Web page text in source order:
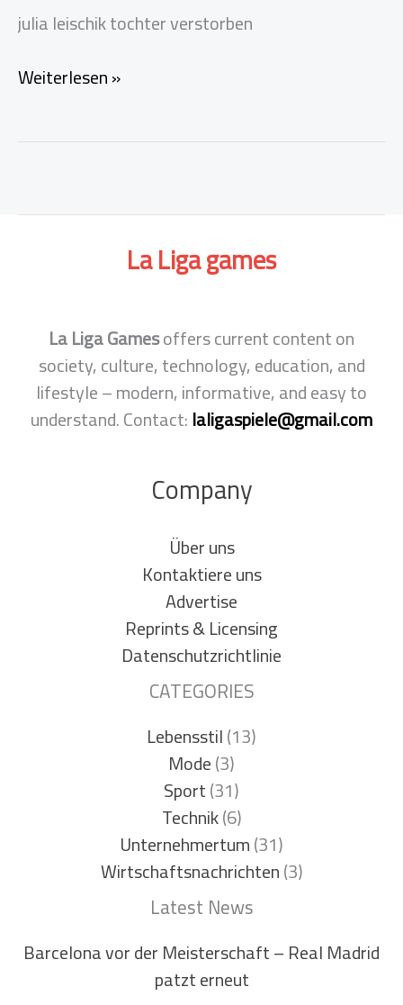
julia leischik tochter verstorben
Julia
Fakten,
hinter
den
Schlagzeilen
Weiterlesen »
La Ligagames
La Liga Gamesoffers current content on
society, culture, technology, education, and
lifestyle – modern, informative, and easy to
understand. Contact:laligaspiele@gmail.com
Company
Über uns
Kontaktiere uns
Advertise
Reprints & Licensing
Datenschutzrichtlinie
CATEGORIES
Lebensstil(13)
Mode(3)
Sport(31)
Technik(6)
Unternehmertum(31)
Wirtschaftsnachrichten(3)
Latest News
Barcelona vor der Meisterschaft – Real Madrid
patzt erneut